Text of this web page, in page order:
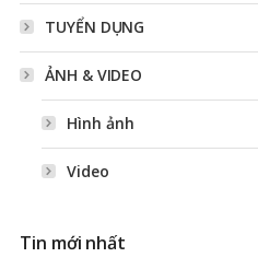
TUYỂN DỤNG
ẢNH & VIDEO
Hình ảnh
Video
Tin mới nhất